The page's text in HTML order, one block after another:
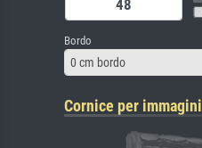
Bordo
0 cm bordo
Cornice per immagini